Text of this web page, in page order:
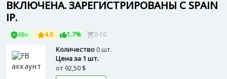
ВКЛЮЧЕНА. ЗАРЕГИСТРИРОВАНЫ С SPAIN
IP.
48ч 4.6 1.7% 0-10
Количество0 шт.
Цена за 1 шт.
от 92,50 $